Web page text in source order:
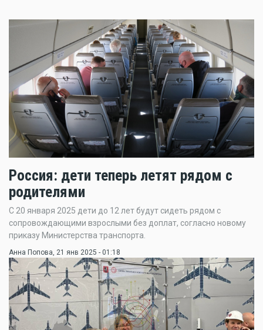
Россия: дети теперь летят рядом с
родителями
С 20 января 2025 дети до 12 лет будут сидеть рядом с
сопровождающими взрослыми без доплат, согласно новому
приказу Министерства транспорта.
Анна Попова, 21 янв 2025 - 01:18